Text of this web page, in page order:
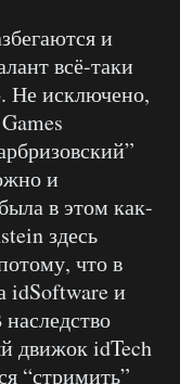
и
всё-таки
Не исключено,
и
в этом как-
здесь
что в
idSoftware и
движок idTech
“стримить”